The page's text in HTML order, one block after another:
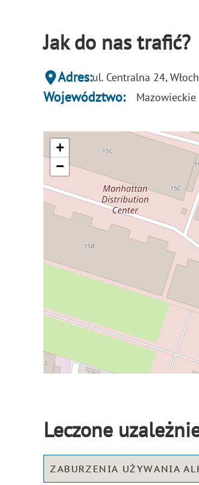
Jak do nas trafić?
Adres:ul. Centralna 24,
Województwo: Mazowieckie
+
−
Leczone
ZABURZENIA UŻYWANIA